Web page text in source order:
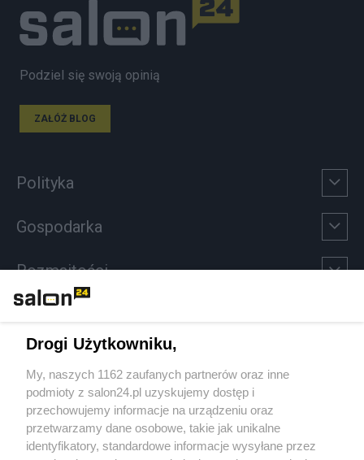
Podziel się swoją opinią
ZAŁÓŻ BLOG
Polityka
Gospodarka
Rozmaitości
Sport
Społeczeństwo
Kultura
Drogi Użytkowniku,
My, naszych 1162 zaufanych partnerów oraz inne
podmioty z salon24.pl uzyskujemy dostęp i
przechowujemy informacje na urządzeniu oraz
przetwarzamy dane osobowe, takie jak unikalne
identyfikatory, standardowe informacje wysyłane przez